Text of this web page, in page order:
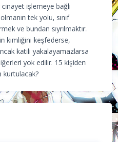
işlemeye bağlı
tek yolu, sınıf
ve bundan sıyrılmaktır.
kimliğini keşfederse,
katili yakalayamazlarsa
yok edilir. 15 kişiden
kurtulacak?